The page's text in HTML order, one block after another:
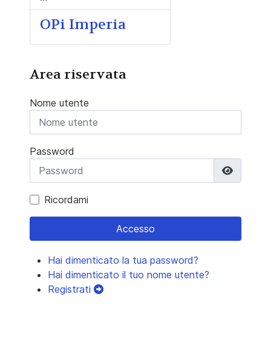
OPi Imperia
Area riservata
Nome utente
Password
Ricordami
Accesso
Hai dimenticato la tua password?
Hai dimenticato il tuo nome utente?
Registrati